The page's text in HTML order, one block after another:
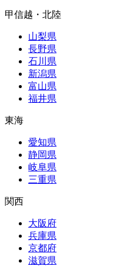
甲信越・北陸
山梨県
長野県
石川県
新潟県
富山県
福井県
東海
愛知県
静岡県
岐阜県
三重県
関西
大阪府
兵庫県
京都府
滋賀県